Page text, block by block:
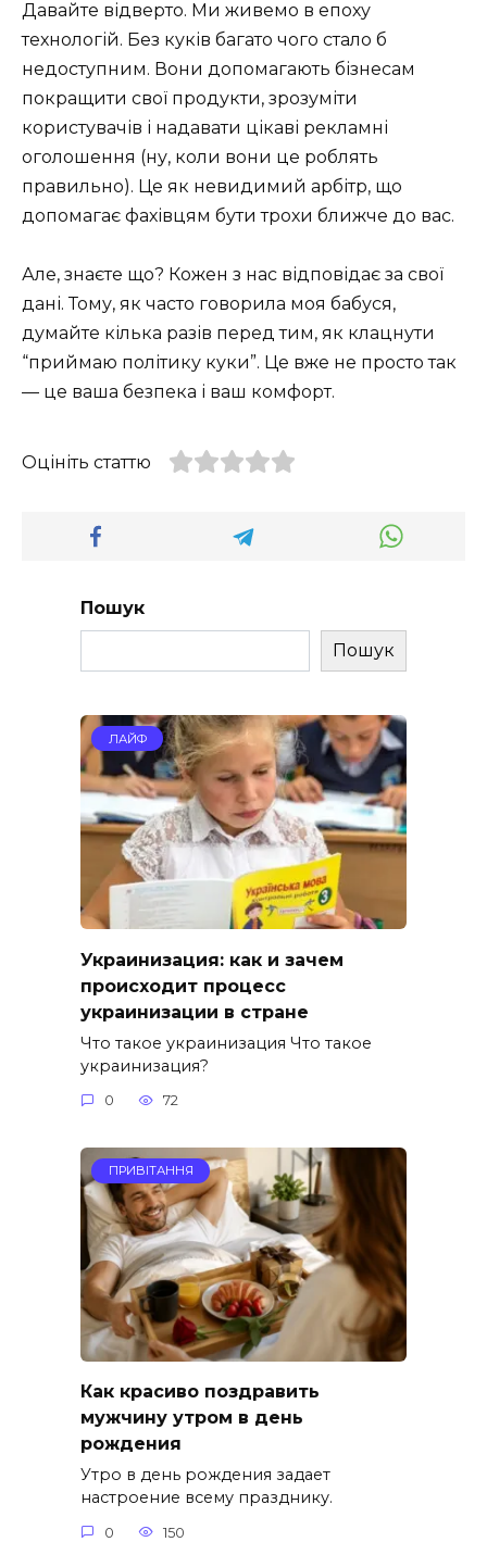
Давайте відверто. Ми живемо в епоху
технологій. Без куків багато чого стало б
недоступним. Вони допомагають бізнесам
покращити свої продукти, зрозуміти
користувачів і надавати цікаві рекламні
оголошення (ну, коли вони це роблять
правильно). Це як невидимий арбітр, що
допомагає фахівцям бути трохи ближче до вас.
Але, знаєте що? Кожен з нас відповідає за свої
дані. Тому, як часто говорила моя бабуся,
думайте кілька разів перед тим, як клацнути
“приймаю політику куки”. Це вже не просто так
— це ваша безпека і ваш комфорт.
Оцініть статтю
Пошук
Пошук
ЛАЙФ
Украинизация: как и зачем
происходит процесс
украинизации в стране
Что такое украинизация Что такое
украинизация?
0 72
ПРИВІТАННЯ
Как красиво поздравить
мужчину утром в день
рождения
Утро в день рождения задает
настроение всему празднику.
0 150